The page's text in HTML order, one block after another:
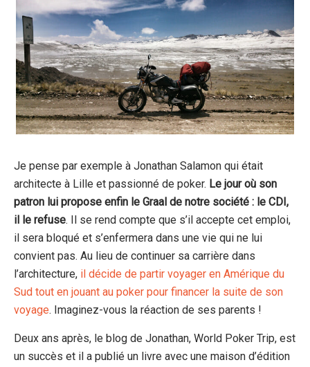
Je pense par exemple à Jonathan Salamon qui était
architecte à Lille et passionné de poker. Le jour où son
patron lui propose enfin le Graal de notre société : le CDI,
il le refuse. Il se rend compte que s’il accepte cet emploi,
il sera bloqué et s’enfermera dans une vie qui ne lui
convient pas. Au lieu de continuer sa carrière dans
l’architecture, il décide de partir voyager en Amérique du
Sud tout en jouant au poker pour financer la suite de son
voyage. Imaginez-vous la réaction de ses parents !
Deux ans après, le blog de Jonathan, World Poker Trip, est
un succès et il a publié un livre avec une maison d’édition